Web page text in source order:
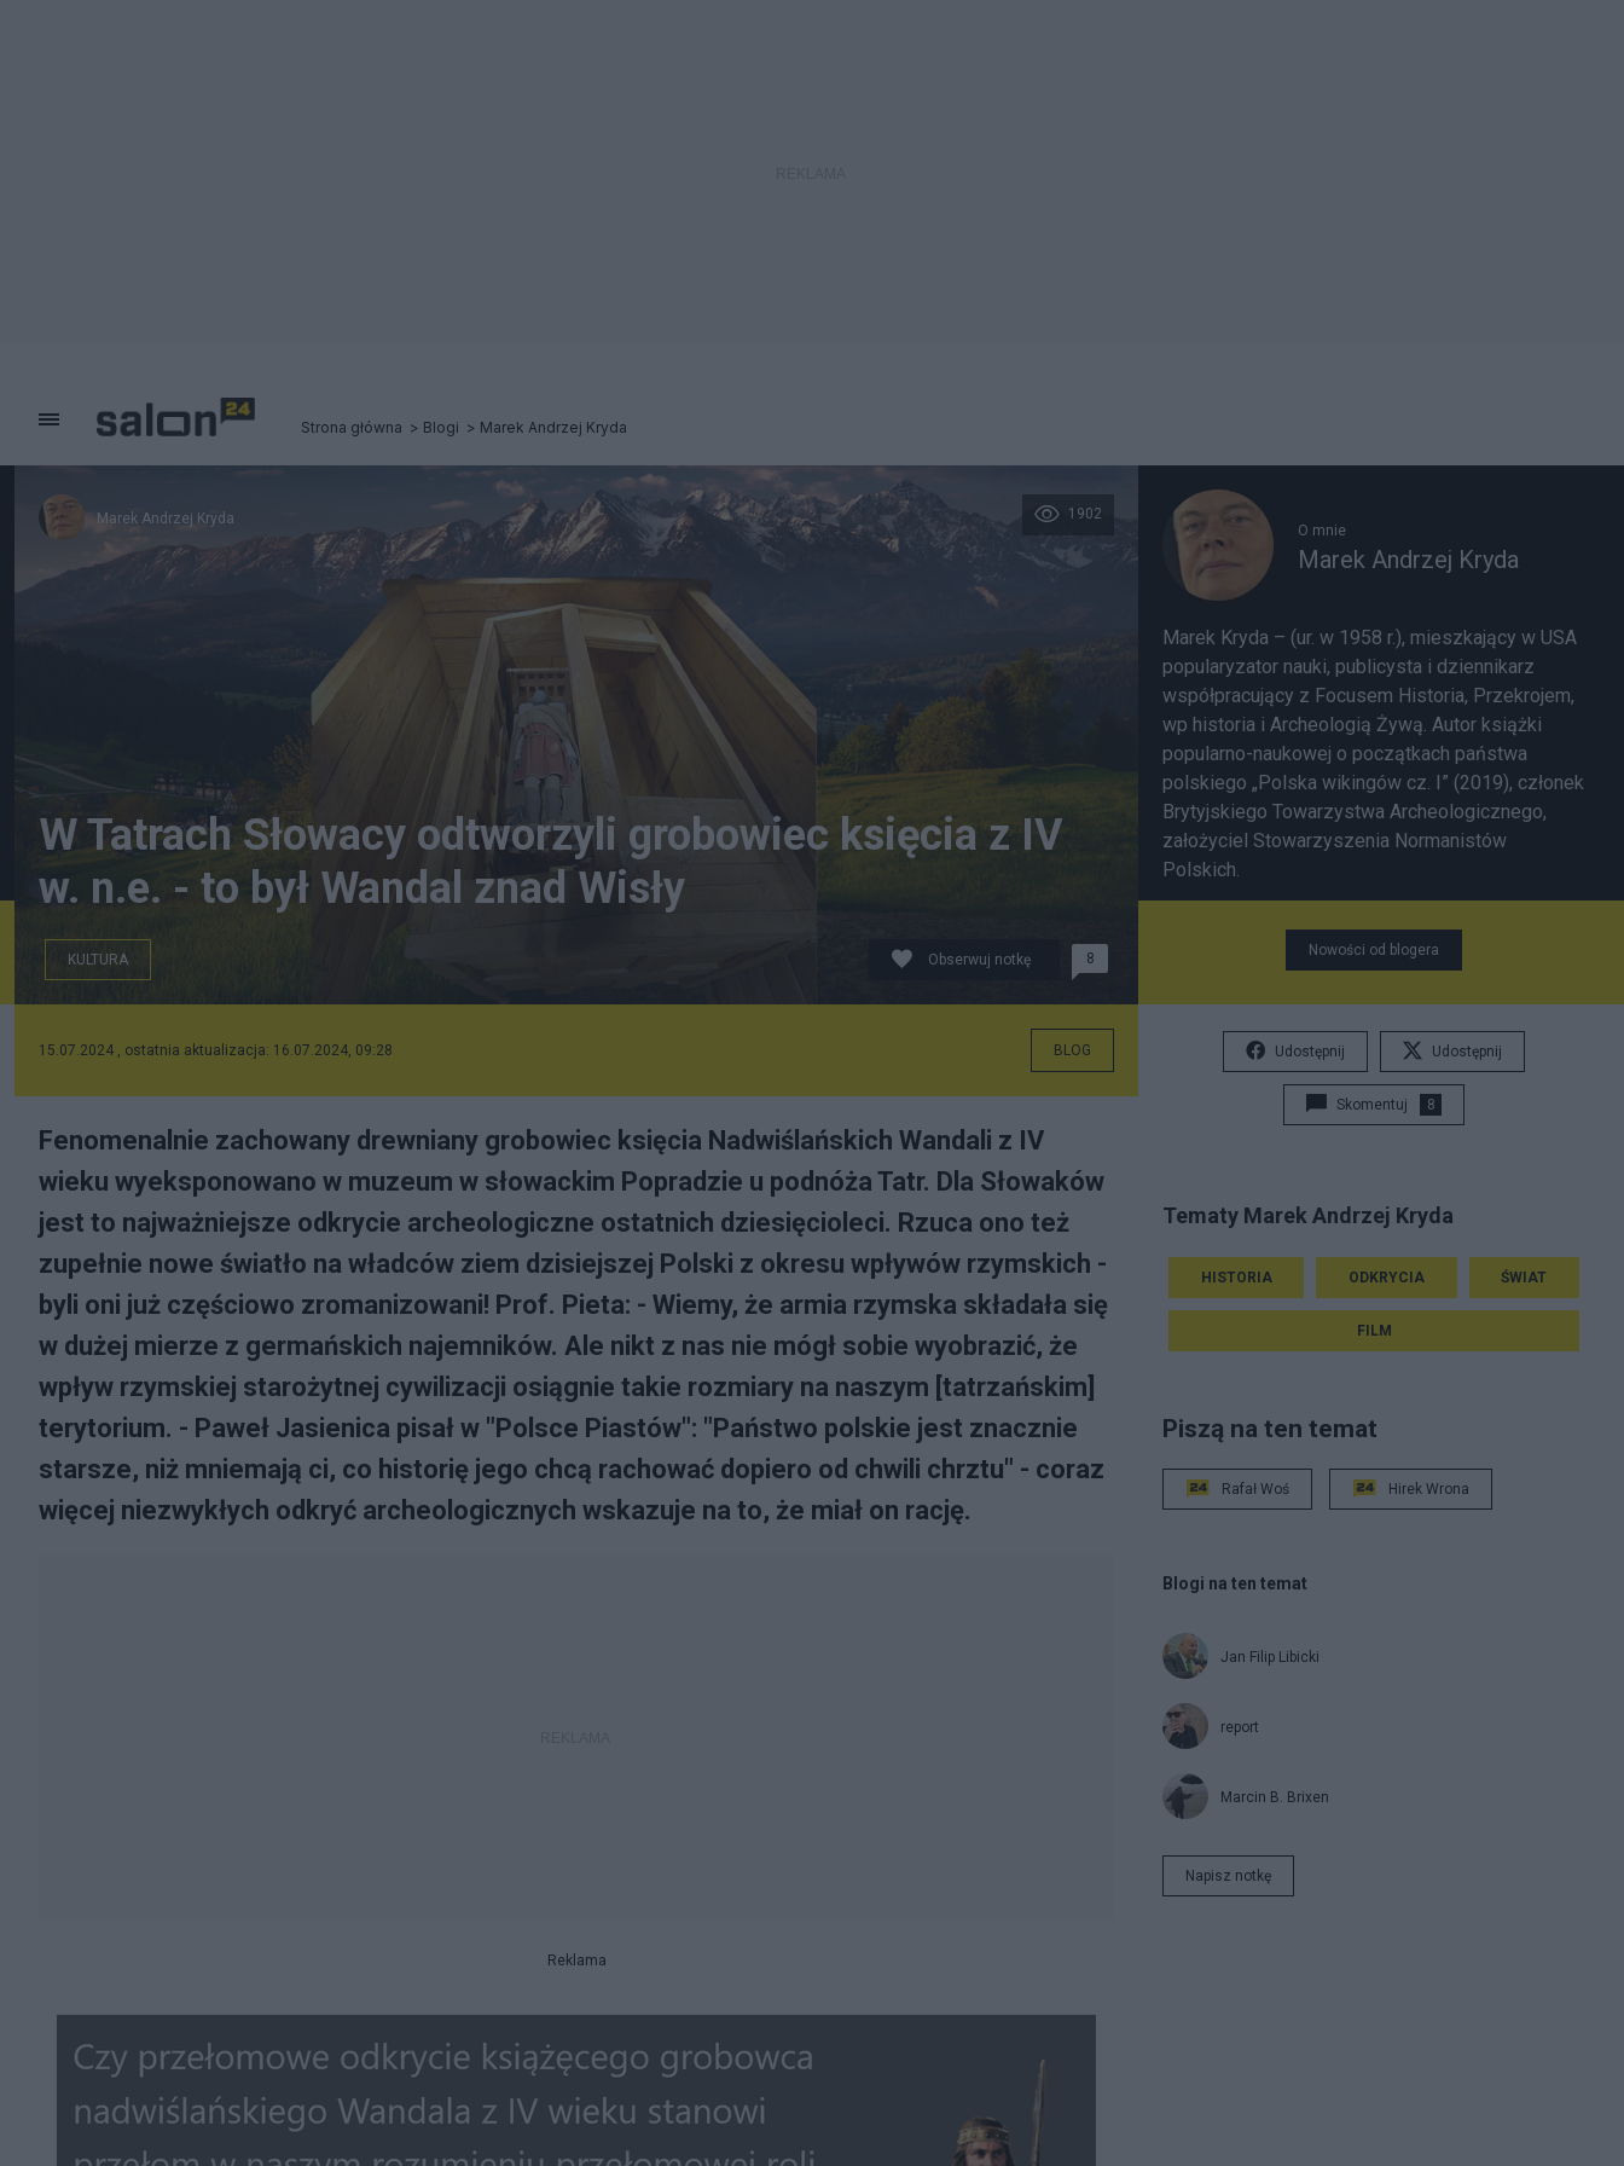
Strona główna Blogi Marek Andrzej Kryda
Marek Andrzej Kryda 1902
W Tatrach Słowacy odtworzyli grobowiec księcia z IV
w. n.e. - to był Wandal znad Wisły
KULTURA Obserwuj notkę 8
15.07.2024 , ostatnia aktualizacja: 16.07.2024, 09:28 BLOG
Fenomenalnie zachowany drewniany grobowiec księcia Nadwiślańskich Wandali z IV
wieku wyeksponowano w muzeum w słowackim Popradzie u podnóża Tatr. Dla Słowaków
jest to najważniejsze odkrycie archeologiczne ostatnich dziesięcioleci. Rzuca ono też
zupełnie nowe światło na władców ziem dzisiejszej Polski z okresu wpływów rzymskich -
byli oni już częściowo zromanizowani! Prof. Pieta: - Wiemy, że armia rzymska składała się
w dużej mierze z germańskich najemników. Ale nikt z nas nie mógł sobie wyobrazić, że
wpływ rzymskiej starożytnej cywilizacji osiągnie takie rozmiary na naszym [tatrzańskim]
terytorium. - Paweł Jasienica pisał w "Polsce Piastów": "Państwo polskie jest znacznie
starsze, niż mniemają ci, co historię jego chcą rachować dopiero od chwili chrztu" - coraz
więcej niezwykłych odkryć archeologicznych wskazuje na to, że miał on rację.
Reklama
O mnie
Marek Andrzej Kryda
Marek Kryda – (ur. w 1958 r.), mieszkający w USA
popularyzator nauki, publicysta i dziennikarz
współpracujący z Focusem Historia, Przekrojem,
wp historia i Archeologią Żywą. Autor książki
popularno-naukowej o początkach państwa
polskiego „Polska wikingów cz. I” (2019), członek
Brytyjskiego Towarzystwa Archeologicznego,
założyciel Stowarzyszenia Normanistów
Polskich.
Nowości od blogera
Udostępnij Udostępnij
Skomentuj 8
Tematy Marek Andrzej Kryda
HISTORIA ODKRYCIA ŚWIAT
FILM
Piszą na ten temat
Rafał Woś Hirek Wrona
Blogi na ten temat
Jan Filip Libicki
report
Marcin B. Brixen
Napisz notkę